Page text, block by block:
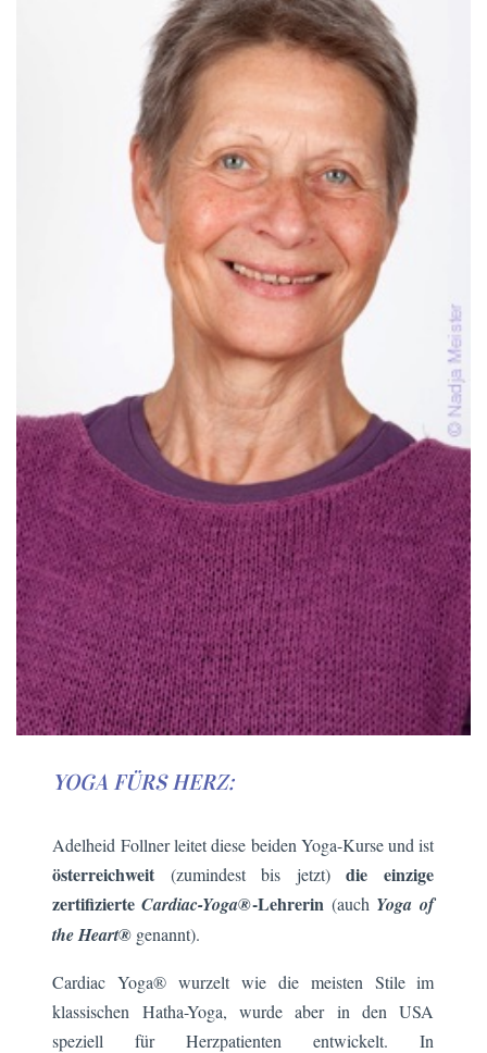
YOGA FÜRS HERZ:
Adelheid Follner leitet diese beiden Yoga-Kurse und ist
österreichweit (zumindest bis jetzt)die einzige
zertifizierteCardiac-Yoga®-Lehrerin (auch Yoga of
the Heart® genannt).
Cardiac Yoga® wurzelt wie die meisten Stile im
klassischen Hatha-Yoga, wurde aber in den USA
speziell für Herzpatienten entwickelt. In